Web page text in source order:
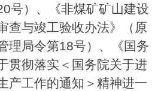
号）、《非煤矿矿山建设
查与竣工验收办法》（原
理局令第18号）、《国务
贯彻落实＜国务院关于进
产工作的通知＞精神进一